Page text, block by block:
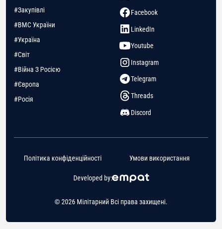
#Закупівлі
#ВМС України
#Україна
#Світ
#Війна З Росією
#Європа
#Росія
Facebook
LinkedIn
Youtube
Instagram
Telegram
Threads
Discord
© 2026 Мілітарний Всі права захищені.
Developed by:
Політика конфіденційності Умови використання